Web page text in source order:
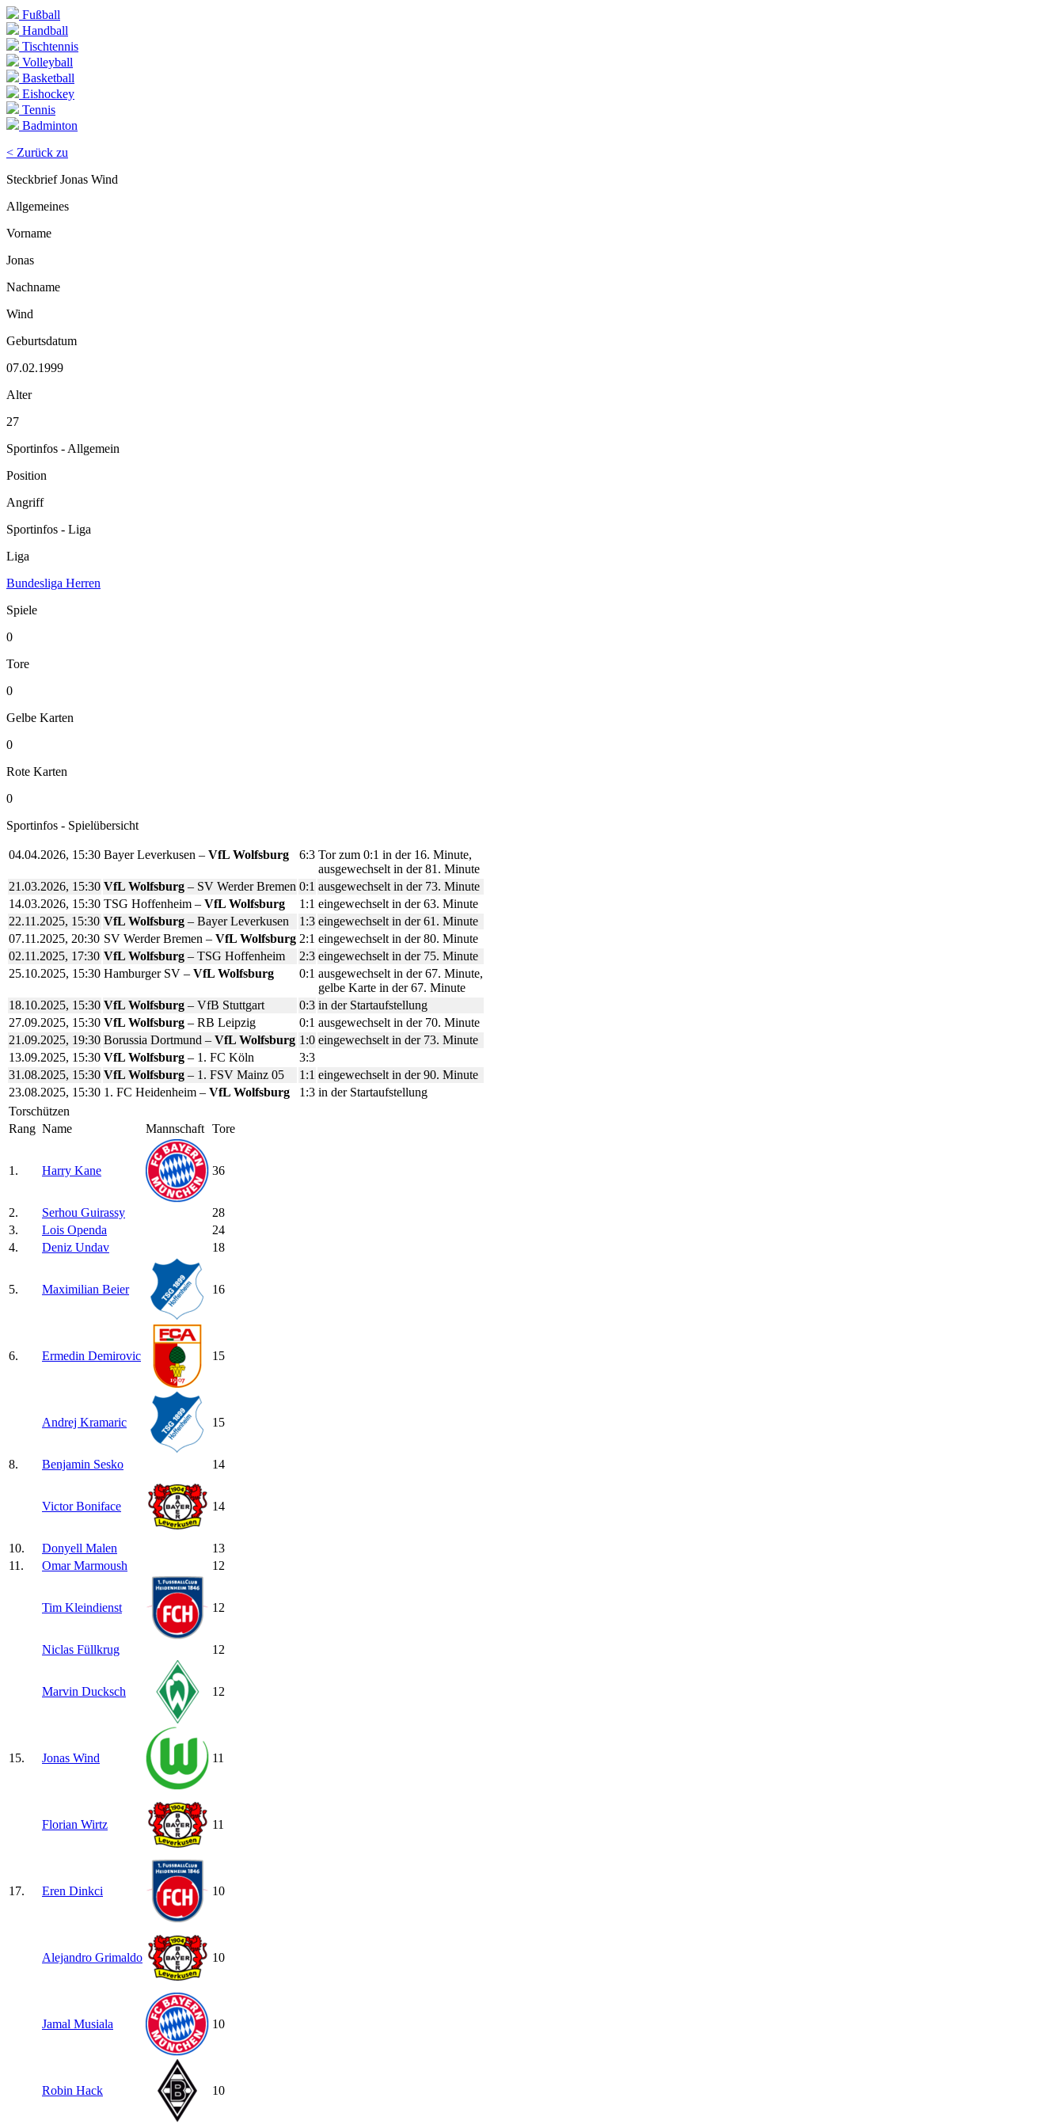
Fußball
Handball
Tischtennis
Volleyball
Basketball
Eishockey
Tennis
Badminton
< Zurück zu
Steckbrief Jonas Wind
Allgemeines
Vorname
Jonas
Nachname
Wind
Geburtsdatum
07.02.1999
Alter
27
Sportinfos - Allgemein
Position
Angriff
Sportinfos - Liga
Liga
Bundesliga Herren
Spiele
0
Tore
0
Gelbe Karten
0
Rote Karten
0
Sportinfos - Spielübersicht
04.04.2026, 15:30 Bayer Leverkusen – VfL Wolfsburg 6:3 Tor zum 0:1 in der 16. Minute,
ausgewechselt in der 81. Minute
21.03.2026, 15:30 VfL Wolfsburg – SV Werder Bremen 0:1 ausgewechselt in der 73. Minute
14.03.2026, 15:30 TSG Hoffenheim – VfL Wolfsburg 1:1 eingewechselt in der 63. Minute
22.11.2025, 15:30 VfL Wolfsburg – Bayer Leverkusen 1:3 eingewechselt in der 61. Minute
07.11.2025, 20:30 SV Werder Bremen – VfL Wolfsburg 2:1 eingewechselt in der 80. Minute
02.11.2025, 17:30 VfL Wolfsburg – TSG Hoffenheim 2:3 eingewechselt in der 75. Minute
25.10.2025, 15:30 Hamburger SV – VfL Wolfsburg 0:1 ausgewechselt in der 67. Minute,
gelbe Karte in der 67. Minute
18.10.2025, 15:30 VfL Wolfsburg – VfB Stuttgart 0:3 in der Startaufstellung
27.09.2025, 15:30 VfL Wolfsburg – RB Leipzig 0:1 ausgewechselt in der 70. Minute
21.09.2025, 19:30 Borussia Dortmund – VfL Wolfsburg 1:0 eingewechselt in der 73. Minute
13.09.2025, 15:30 VfL Wolfsburg – 1. FC Köln
3:3
31.08.2025, 15:30 VfL Wolfsburg – 1. FSV Mainz 05 1:1 eingewechselt in der 90. Minute
23.08.2025, 15:30 1. FC Heidenheim – VfL Wolfsburg 1:3 in der Startaufstellung
Torschützen
Rang Na­me Mannschaft To­re
1. Harry Kane 36
2. Serhou Guirassy
28
3.
Lois Openda
24
4.
Deniz Undav 18
5. Maximilian Beier 16
6. Ermedin Demirovic 15
Andrej Kramaric 15
8. Benjamin Sesko 14
Victor Boniface 14
10. Donyell Malen
13
11.
Omar Marmoush 12
Tim Kleindienst 12
Niclas Füllkrug 12
Marvin Ducksch 12
15. Jonas Wind 11
Florian Wirtz 11
17. Eren Dinkci 10
Alejandro Grimaldo 10
Jamal Musiala 10
Robin Hack 10